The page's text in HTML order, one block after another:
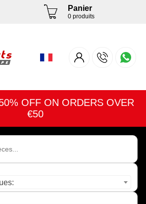
Panier
0 produits
OFF ON ORDERS OVER
€50